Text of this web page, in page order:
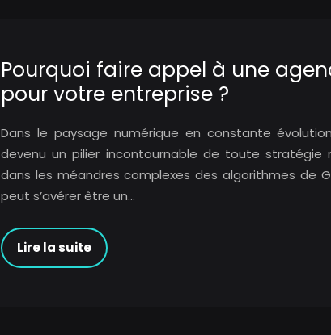
Pourquoi faire appel à une
pour votre entreprise ?
Dans le paysage numérique en constante
devenu un pilier incontournable de toute stratégie
dans les méandres complexes des algorithmes de
peut s’avérer être un…
Lire la suite